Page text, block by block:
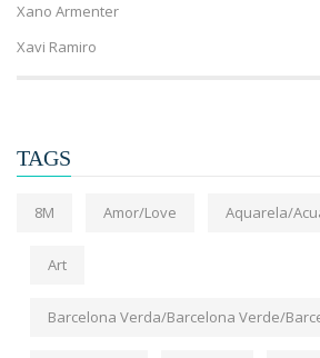
Xano Armenter
Xavi Ramiro
TAGS
8M Amor/Love Aquarela/
Art
Barcelona Verda/Barcelona Verde/